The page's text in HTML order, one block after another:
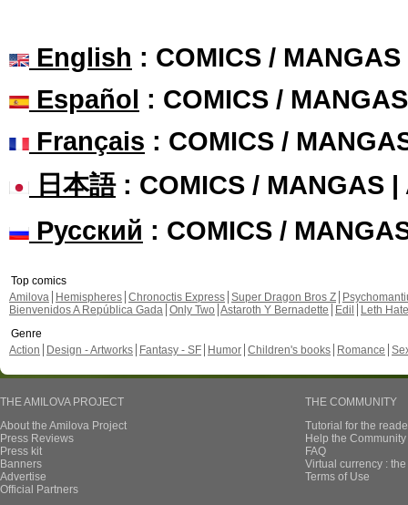
English : COMICS /
Español : COMICS /
Français : COMICS /
日本語: COMICS / MANGAS |
Русский : COMICS /
Top comics
Amilova
Hemispheres Chronoctis Express Super Dragon Bros Z
Bienvenidos A República Gada Only Two Astaroth Y Bernadette Edil
Leth Hate
Genre
Action
Design - Artworks Fantasy - SF Humor Children's books Romance
THE AMILOVA PROJECT
About the Amilova Project
Press Reviews
Press kit
Banners
Advertise
Official Partners
THE COMMUNITY
Tutorial for the
Help the
FAQ
Virtual currency :
Terms of Use